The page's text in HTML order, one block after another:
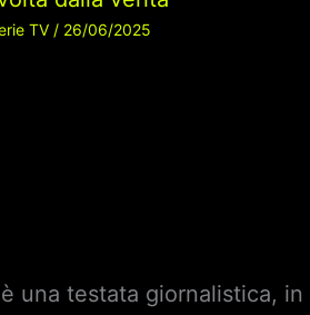
TV/ 26/06/2025
una testata giornalistica, in